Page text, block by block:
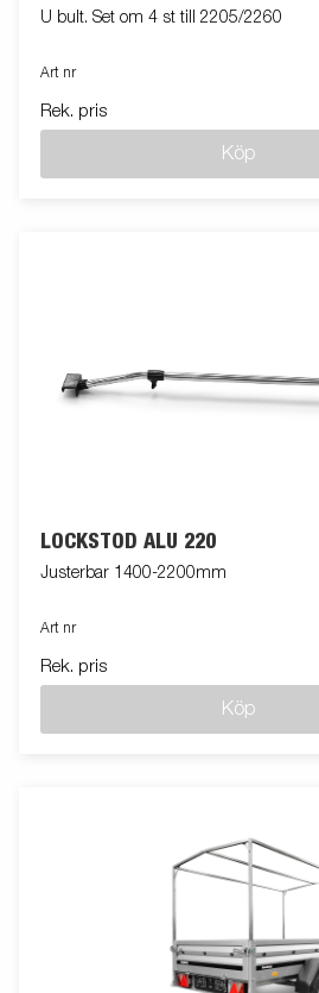
U bult. Set om 4 st till 2205/2260
Art nr
Rek. pris
Köp
LOCKSTÖD ALU 220
Justerbar 1400-2200mm
Art nr
Rek. pris
Köp